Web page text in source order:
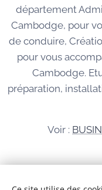
département
Cambodge, pour
de conduire,
pour vous
Cambodge.
préparation,
Voir :
©